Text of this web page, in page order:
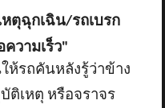
ตุฉุกเฉิน/รถเบรก
วามเร็ว"
ห้รถคันหลังรู้ว่าข้าง
ติเหตุ หรือจราจร